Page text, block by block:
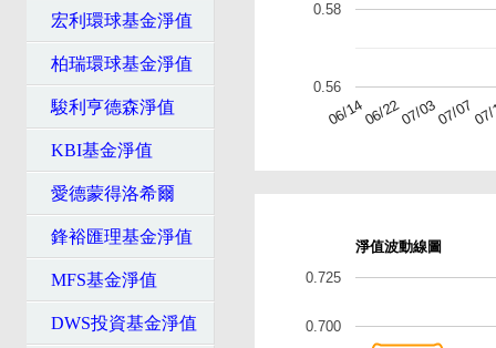
宏利環球基金淨值
柏瑞環球基金淨值
駿利亨德森淨值
KBI基金淨值
愛德蒙得洛希爾
鋒裕匯理基金淨值
MFS基金淨值
DWS投資基金淨值
06/1406/2207/0307/07
0.56
0.58
淨值波動線圖
0.700
0.725